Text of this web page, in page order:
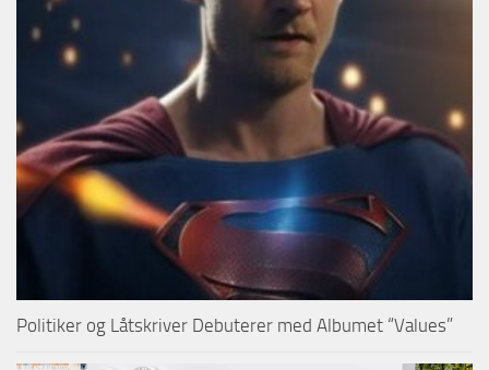
Politiker og Låtskriver Debuterer med Albumet “Values”